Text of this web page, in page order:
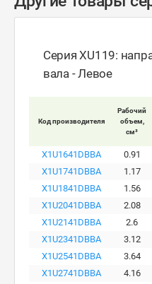
Серия XU119:
вала - Левое
Код производителя
Рабочий
объем,
см³
X1U1641DBBA 0.91
X1U1741DBBA
1.17
X1U1841DBBA
1.56
X1U2041DBBA
2.08
X1U2141DBBA
2.6
X1U2341DBBA
3.12
X1U2541DBBA
3.64
X1U2741DBBA
4.16